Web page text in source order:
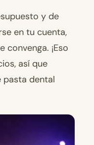
y de
en tu cuenta,
convenga. ¡Eso
así que
pasta dental